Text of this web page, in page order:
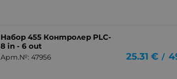
Набор 455 Контролер PLC-
8 in - 6 out
Арт.№: 47956 25.31 € /